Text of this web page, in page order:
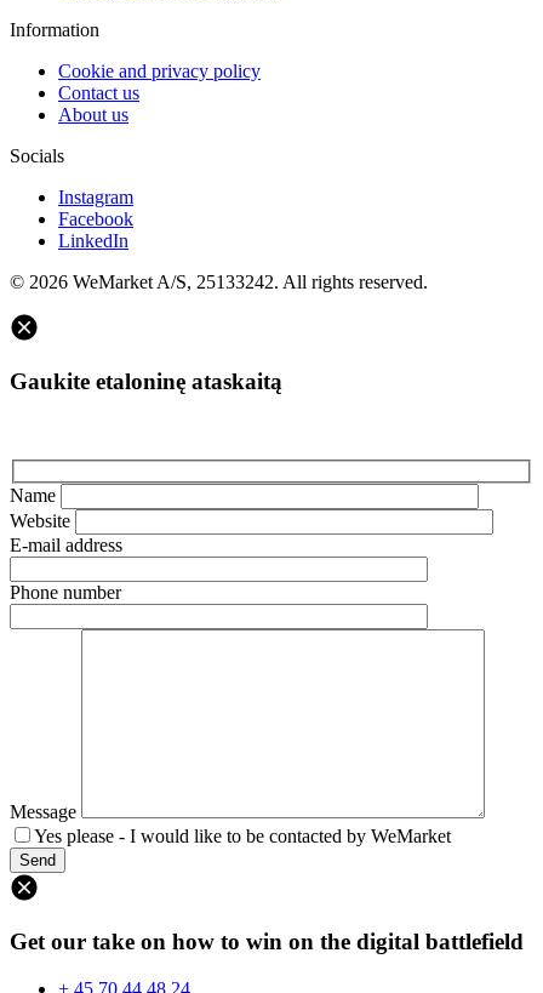
Information
Cookie and privacy policy
Contact us
About us
Socials
Instagram
Facebook
LinkedIn
© 2026 WeMarket A/S, 25133242. All rights reserved.
Gaukite etaloninę ataskaitą
Name
Website
E-mail address
Phone number
Message
Yes please - I would like to be contacted by WeMarket
Get our take on how to win on the digital battlefield
+ 45 70 44 48 24